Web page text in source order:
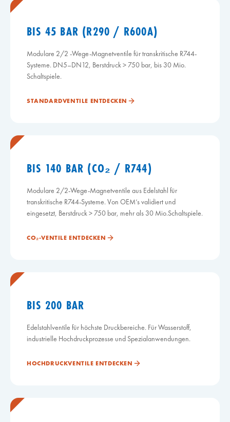
BIS 45 BAR (R290 / R600A)
Modulare 2/2 -Wege-Magnetventile für transkritische R744-
Systeme. DN5–DN12, Berstdruck > 750 bar, bis 30 Mio.
Schaltspiele.
STANDARDVENTILE ENTDECKEN
BIS 140 BAR (CO₂ / R744)
Modulare 2/2-Wege-Magnetventile aus Edelstahl für
transkritische R744-Systeme. Von OEM’s validiert und
eingesetzt, Berstdruck > 750 bar, mehr als 30 Mio.Schaltspiele.
CO₂-VENTILE ENTDECKEN
BIS 200 BAR
Edelstahlventile für höchste Druckbereiche. Für Wasserstoff,
industrielle Hochdruckprozesse und Spezialanwendungen.
HOCHDRUCKVENTILE ENTDECKEN